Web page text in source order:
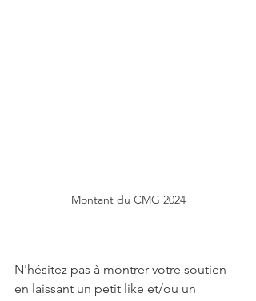
Montant du CMG 2024
N'hésitez pas à montrer votre soutien
en laissant un petit like et/ou un